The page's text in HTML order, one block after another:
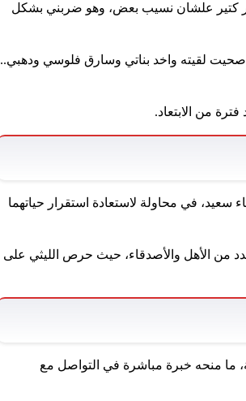
كتير علشان نسيب بعض، وهو ضربني بشكل
لقيته واخد بناتي وسارق فلوسي ودهبي..
من الابتعاد.
في محاولة لاستعادة استقرار حياتهما
من الأهل والأصدقاء، حيث حرص الليثي على
ما منحه خبرة مباشرة في التواصل مع